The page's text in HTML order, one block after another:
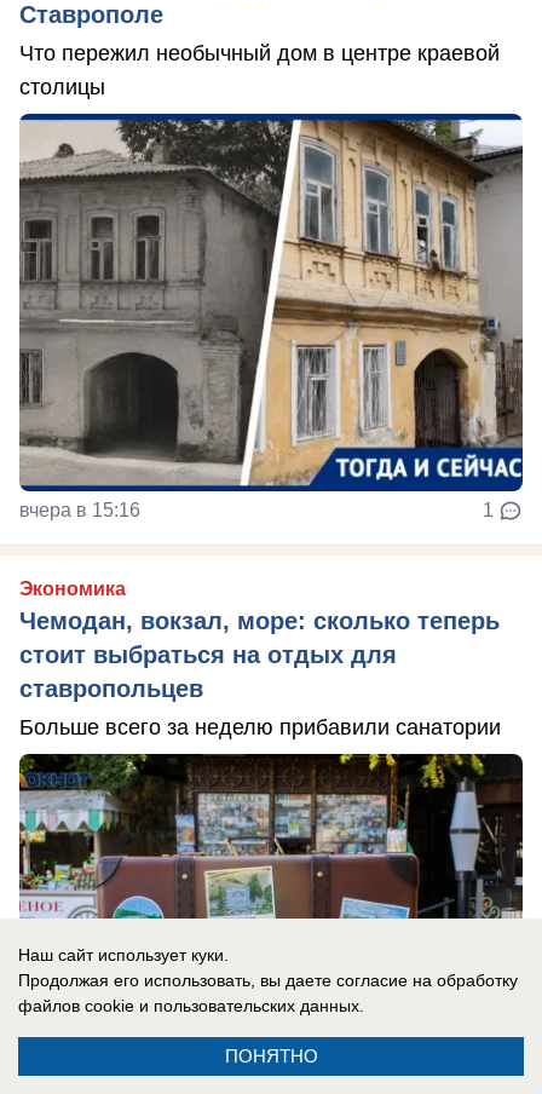
Ставрополе
Что пережил необычный дом в центре краевой
столицы
вчера в 15:16 1
Экономика
Чемодан, вокзал, море: сколько теперь
стоит выбраться на отдых для
ставропольцев
Больше всего за неделю прибавили санатории
Наш сайт использует куки.
Продолжая его использовать, вы даете согласие на обработку
файлов cookie и пользовательских данных.
ПОНЯТНО